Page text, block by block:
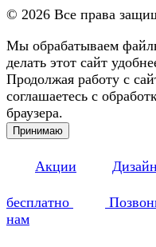
© 2026 Все права
Мы обрабатываем
делать этот сайт
Продолжая работу с
соглашаетесь с
браузера.
Принимаю
Акции
бесплатно
нам